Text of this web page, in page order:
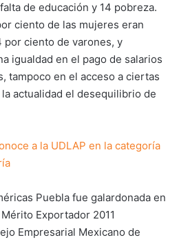
de educación y 14 pobreza.
ciento de las mujeres eran
por ciento de varones, y
igualdad en el pago de salarios
tampoco en el acceso a ciertas
actualidad el desequilibrio de
a la UDLAP en la categoría
Puebla fue galardonada en
Exportador 2011
Empresarial Mexicano de